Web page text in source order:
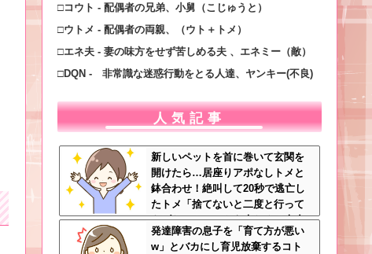
□コウト - 配偶者の兄弟、小舅（こじゅうと）
□ウトメ - 配偶者の両親、（ウト＋トメ）
□エネ夫 - 妻の味方をせず苦しめる夫 、エネミー（敵）
□DQN - 非常識な迷惑行動をとる人達、ヤンキー(不良)
人気記事
新しいペットを首に巻いて玄関を
開けたら…居座りアポなしトメと
鉢合わせ！絶叫して20秒で逃亡し
たトメ「捨てないと二度と行って
あげない！」←もう来なくて大丈
夫ですｗ
発達障害の息子を「育て方が悪い
w」とバカにし育児放棄するコト